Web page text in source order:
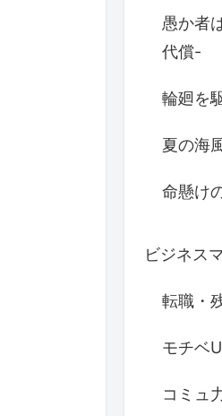
愚か者
代償-
輪廻を
夏の海
命懸け
ビジネス
転職・
モチベ
コミュ